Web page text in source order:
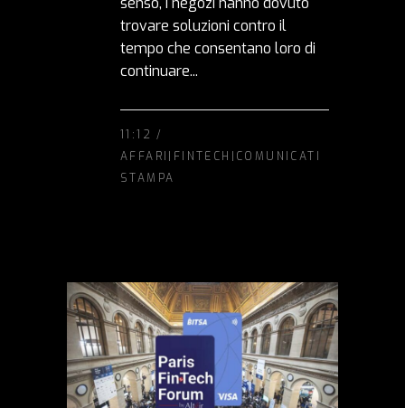
trovare soluzioni contro il
tempo che consentano loro di
continuare...
11:12 /
AFFARI|FINTECH|COMUNICATI
STAMPA